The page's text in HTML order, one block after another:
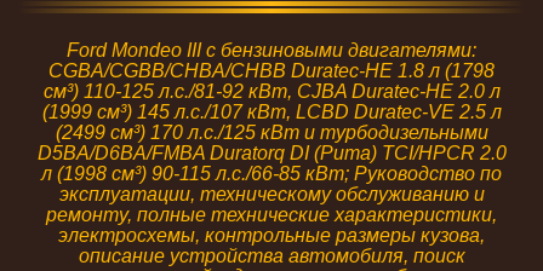
Ford Mondeo III с бензиновыми двигателями:
CGBA/CGBB/CHBA/CHBB Duratec-HE 1.8 л (1798
см³) 110-125 л.с./81-92 кВт, CJBA Duratec-HE 2.0 л
(1999 см³) 145 л.с./107 кВт, LCBD Duratec-VE 2.5 л
(2499 см³) 170 л.с./125 кВт и турбодизельными
D5BA/D6BA/FMBA Duratorq DI (Puma) TCI/HPCR 2.0
л (1998 см³) 90-115 л.с./66-85 кВт; Руководство по
эксплуатации, техническому обслуживанию и
ремонту, полные технические характеристики,
электросхемы, контрольные размеры кузова,
описание устройства автомобиля, поиск